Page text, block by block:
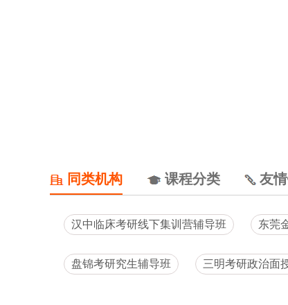
同类机构 课程分类 友
汉中临床考研线下集训营辅导班 东莞
盘锦考研究生辅导班 三明考研政治面